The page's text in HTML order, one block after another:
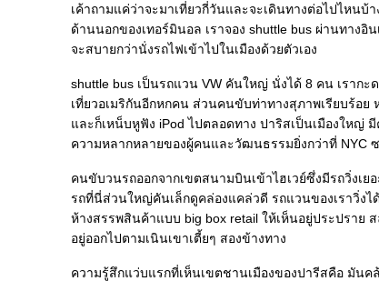
เค้าถามแค่ว่าจะมาเที่ยวกี่วันและจะเดินทางต่อไปไหนบ้
ด้านนอกของเทอร์มินอล เราจอง shuttle bus ผ่านทาง
จะสบายกว่านั่งรถไฟเข้าไปในเมืองด้วยตัวเอง
shuttle bus เป็นรถแวน VW คันใหญ่ นั่งได้ 8 คน เราก
เที่ยวอเมริกันอีกหกคน ส่วนคนขับท่าทางสุภาพเรียบร้อย
ละก็เหน็บหูฟัง iPod ไปตลอดทาง ปาริสเป็นเมืองใหญ่
ความหลากหลายของผู้คนและวัฒนธรรมยิ่งกว่าที่ NYC
คนขับวนรถออกจากเขตสนามบินเข้าไฮเวย์ซึ่งมีรถวิ่งเ
รถที่นี่ส่วนใหญ่คันเล็กดูคล่องแคล่วดี รถแวนของเราวิ่ง
ห้างสรรพสินค้าแบบ big box retail ให้เห็นอยู่ประปราย
อยู่ออกไปตามเนินเขาเตี้ยๆ สองข้างทาง
ความรู้สึกแว่บแรกที่เห็นเขตชานเมืองของปารีสคือ มันค